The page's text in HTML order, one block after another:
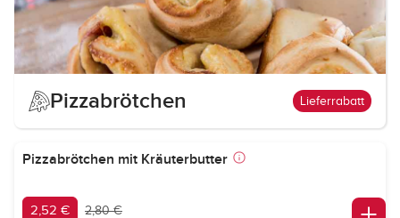
Pizzabrötchen Lieferrabatt
Pizzabrötchen mit Kräuterbutter
2,52 € 2,80 €